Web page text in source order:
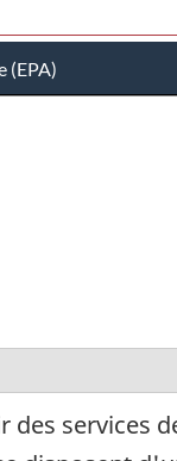
(EPA)
services